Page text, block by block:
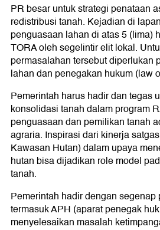
PR besar untuk strategi penataan
redistribusi tanah. Kejadian di
penguasaan lahan di atas 5 (lima)
TORA oleh segelintir elit lokal.
permasalahan tersebut diperlukan
lahan dan penegakan hukum (law
Pemerintah harus hadir dan tegas
konsolidasi tanah dalam program
penguasaan dan pemilikan tanah
agraria. Inspirasi dari kinerja
Kawasan Hutan) dalam upaya
hutan bisa dijadikan role model
tanah.
Pemerintah hadir dengan segenap
termasuk APH (aparat penegak
menyelesaikan masalah